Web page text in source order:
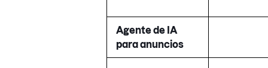
Agente de IA
para anuncios